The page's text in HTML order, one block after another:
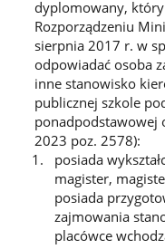
dyplomowany,
Rozporządzeniu
sierpnia 2017 r. w
odpowiadać osoba
inne stanowisko
publicznej szkole
ponadpodstawowej
2023 poz. 2578):
posiada
magister,
posiada
zajmowania
placówce